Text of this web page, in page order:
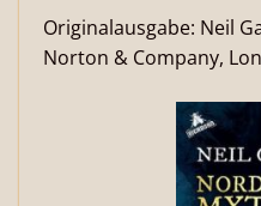
Originalausgabe: Neil
Norton & Company,